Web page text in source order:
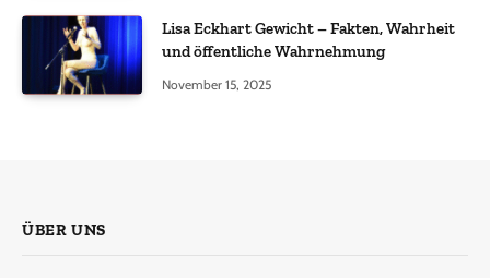
Lisa Eckhart Gewicht – Fakten, Wahrheit
und öffentliche Wahrnehmung
November 15, 2025
ÜBER UNS